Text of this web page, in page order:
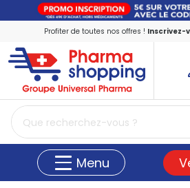
Profiter de toutes nos offres ! Inscrivez-
PharmaShopping
Menu